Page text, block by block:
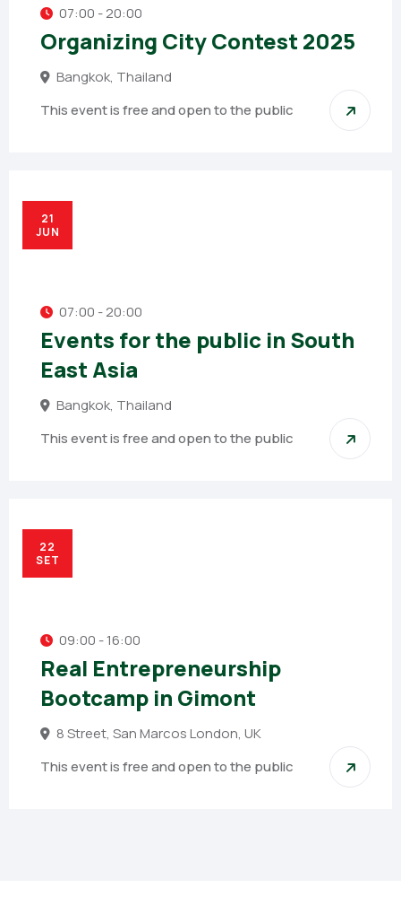
07:00 - 20:00
Organizing City Contest 2025
Bangkok, Thailand
This event is free and open to the public
21
JUN
07:00 - 20:00
Events for the public in South
East Asia
Bangkok, Thailand
This event is free and open to the public
22
SET
09:00 - 16:00
Real Entrepreneurship
Bootcamp in Gimont
8 Street, San Marcos London, UK
This event is free and open to the public